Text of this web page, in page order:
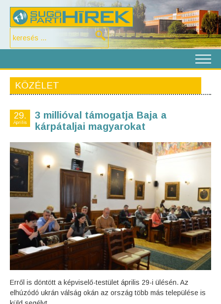
KÖZÉLET
29.
Április
3 millióval támogatja Baja a
kárpátaljai magyarokat
Erről is döntött a képviselő-testület április 29-i ülésén. Az
elhúzódó ukrán válság okán az ország több más települése is